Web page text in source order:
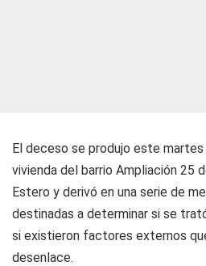
El deceso se produjo este
vivienda del barrio Ampliación 25
Estero y derivó en una serie de
destinadas a determinar si se
si existieron factores externos
desenlace.